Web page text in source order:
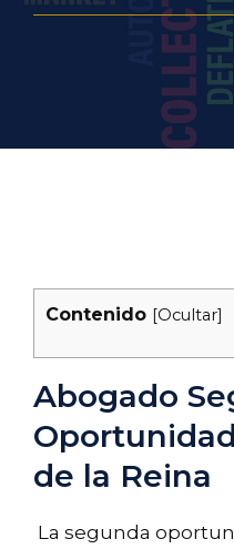
Contenido [Ocultar]
Abogado
de la Reina
La segunda